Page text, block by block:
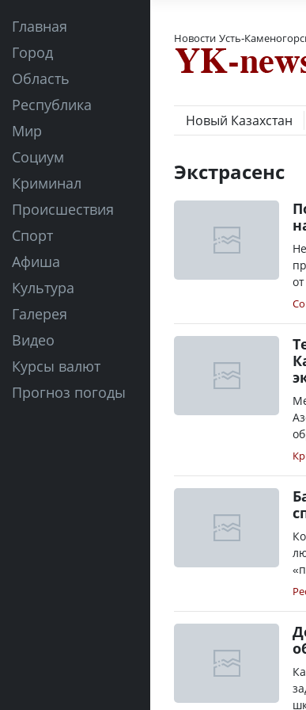
Главная
Город
Область
Республика
Мир
Социум
Криминал
Происшествия
Спорт
Афиша
Культура
Галерея
Видео
Курсы валют
Прогноз погоды
Новости Усть-
Новый Казахстан
Экстрасенс